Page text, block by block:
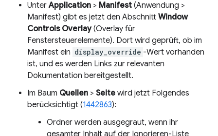
UnterApplication > Manifest (Anwendung >
Manifest) gibt es jetzt den Abschnitt Window
Controls Overlay(Overlay für
Fenstersteuerelemente). Dort wird geprüft, ob im
Manifest ein display_override -Wert vorhanden
ist, und es werden Links zur relevanten
Dokumentation bereitgestellt.
Im Baum Quellen > Seite wird jetzt Folgendes
berücksichtigt (1442863):
Ordner werden ausgegraut, wenn ihr